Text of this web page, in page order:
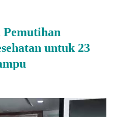
untuk 23